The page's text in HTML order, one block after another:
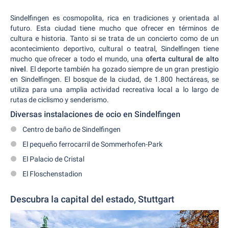
Sindelfingen es cosmopolita, rica en tradiciones y orientada al
futuro. Esta ciudad tiene mucho que ofrecer en términos de
cultura e historia. Tanto si se trata de un concierto como de un
acontecimiento deportivo, cultural o teatral, Sindelfingen tiene
mucho que ofrecer a todo el mundo, unaoferta cultural de alto
nivel. El deporte también ha gozado siempre de un gran prestigio
en Sindelfingen. El bosque de la ciudad, de 1.800 hectáreas, se
utiliza para una amplia actividad recreativa local a lo largo de
rutas de ciclismo y senderismo.
Diversas instalaciones de ocio en Sindelfingen
Centro de baño de Sindelfingen
El pequeño ferrocarril de Sommerhofen-Park
El Palacio de Cristal
El Floschenstadion
Descubra la capital del estado, Stuttgart